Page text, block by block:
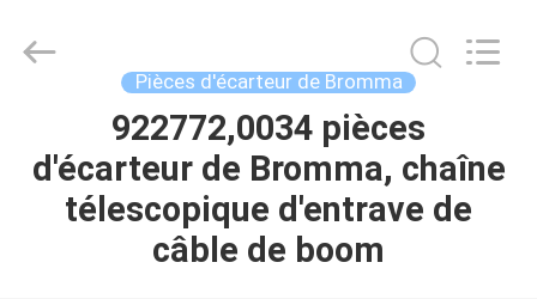
MAISON
PRODUITS
Pièces d'écarteur de Bromma
922772,0034 pièces
d'écarteur de Bromma, chaîne
télescopique d'entrave de
câble de boom